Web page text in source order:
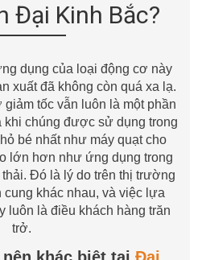
Đại Kinh Bắc?
dụng của loại động cơ này
xuất đã không còn quá xa lạ.
tốc vẫn luôn là một phần
khi chúng được sử dụng trong
bé nhất như máy quạt cho
lớn hơn như ứng dụng trong
Đó là lý do trên thị trường
cung khác nhau, và việc lựa
luôn là điều khách hàng trăn
trở.